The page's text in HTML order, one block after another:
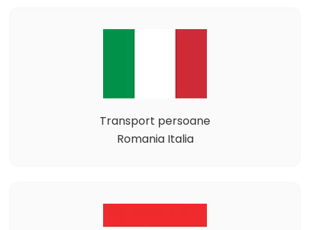
Transport persoane
Romania Italia